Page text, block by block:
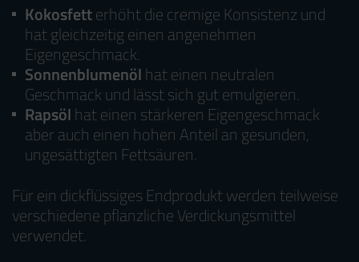
Kokosfetterhöht die cremige Konsistenz und
hat gleichzeitig einen angenehmen
Eigengeschmack.
Sonnenblumenölhat einen neutralen
Geschmack und lässt sich gut emulgieren.
Rapsölhat einen stärkeren Eigengeschmack
aber auch einen hohen Anteil an gesunden,
ungesättigten Fettsäuren.
Für ein dickflüssiges Endprodukt werden teilweise
verschiedene pflanzliche Verdickungsmittel
verwendet.